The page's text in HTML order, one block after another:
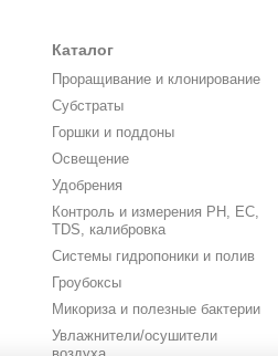
Каталог
Проращивание и клонирование
Субстраты
Горшки и поддоны
Освещение
Удобрения
Контроль и измерения PH, EC,
TDS, калибровка
Системы гидропоники и полив
Гроубоксы
Микориза и полезные бактерии
Увлажнители/осушители